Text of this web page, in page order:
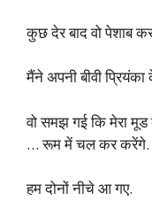
कुछ देर बाद वो पेशाब
मैंने अपनी बीवी
वो समझ गई कि मेरा मूड
… रूम में चल कर करेंगे.
हम दोनों नीचे आ गए.